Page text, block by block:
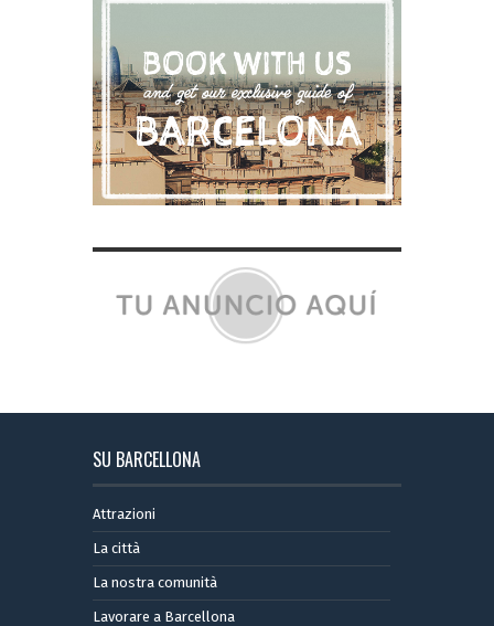
SU BARCELLONA
Attrazioni
La città
La nostra comunità
Lavorare a Barcellona